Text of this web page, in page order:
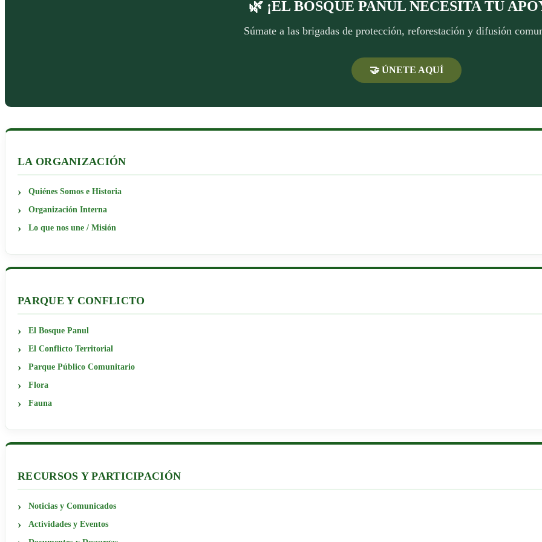
🌿 ¡EL BOSQUE PANUL NECESITA TU
Súmate a las brigadas de protección, reforestación y difusión
🤝 ÚNETE AQUÍ
LA ORGANIZACIÓN
Quiénes Somos e Historia
Organización Interna
Lo que nos une / Misión
PARQUE Y CONFLICTO
El Bosque Panul
El Conflicto Territorial
Parque Público Comunitario
Flora
Fauna
RECURSOS Y PARTICIPACIÓN
Noticias y Comunicados
Actividades y Eventos